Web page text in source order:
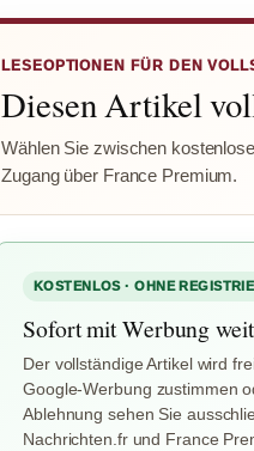
LESEOPTIONEN FÜR DEN
Diesen Artikel
Wählen Sie zwischen
Zugang über France Premium.
KOSTENLOS · OHNE
Sofort mit Werbung
Der vollständige Artikel wird
Google-Werbung zustimmen
Ablehnung sehen Sie
Nachrichten.fr und France